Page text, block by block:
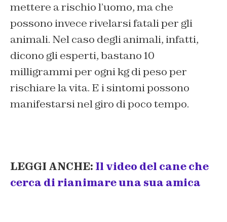
mettere a rischio l’uomo, ma che
possono invece rivelarsi fatali per gli
animali. Nel caso degli animali, infatti,
dicono gli esperti, bastano 10
milligrammi per ogni kg di peso per
rischiare la vita. E i sintomi possono
manifestarsi nel giro di poco tempo.
LEGGI ANCHE: Il video del cane che
cerca di rianimare una sua amica